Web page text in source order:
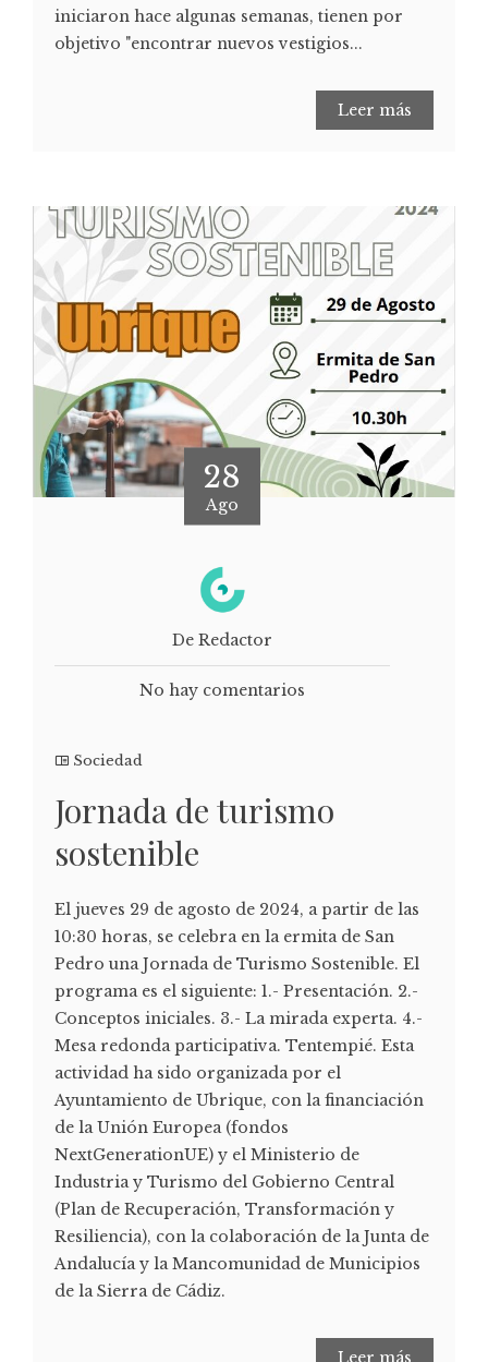
iniciaron hace algunas semanas, tienen por
objetivo "encontrar nuevos vestigios...
Leer más
28
Ago
De Redactor
No hay comentarios
Sociedad
Jornada de turismo
sostenible
El jueves 29 de agosto de 2024, a partir de las
10:30 horas, se celebra en la ermita de San
Pedro una Jornada de Turismo Sostenible. El
programa es el siguiente: 1.- Presentación. 2.-
Conceptos iniciales. 3.- La mirada experta. 4.-
Mesa redonda participativa. Tentempié. Esta
actividad ha sido organizada por el
Ayuntamiento de Ubrique, con la financiación
de la Unión Europea (fondos
NextGenerationUE) y el Ministerio de
Industria y Turismo del Gobierno Central
(Plan de Recuperación, Transformación y
Resiliencia), con la colaboración de la Junta de
Andalucía y la Mancomunidad de Municipios
de la Sierra de Cádiz.